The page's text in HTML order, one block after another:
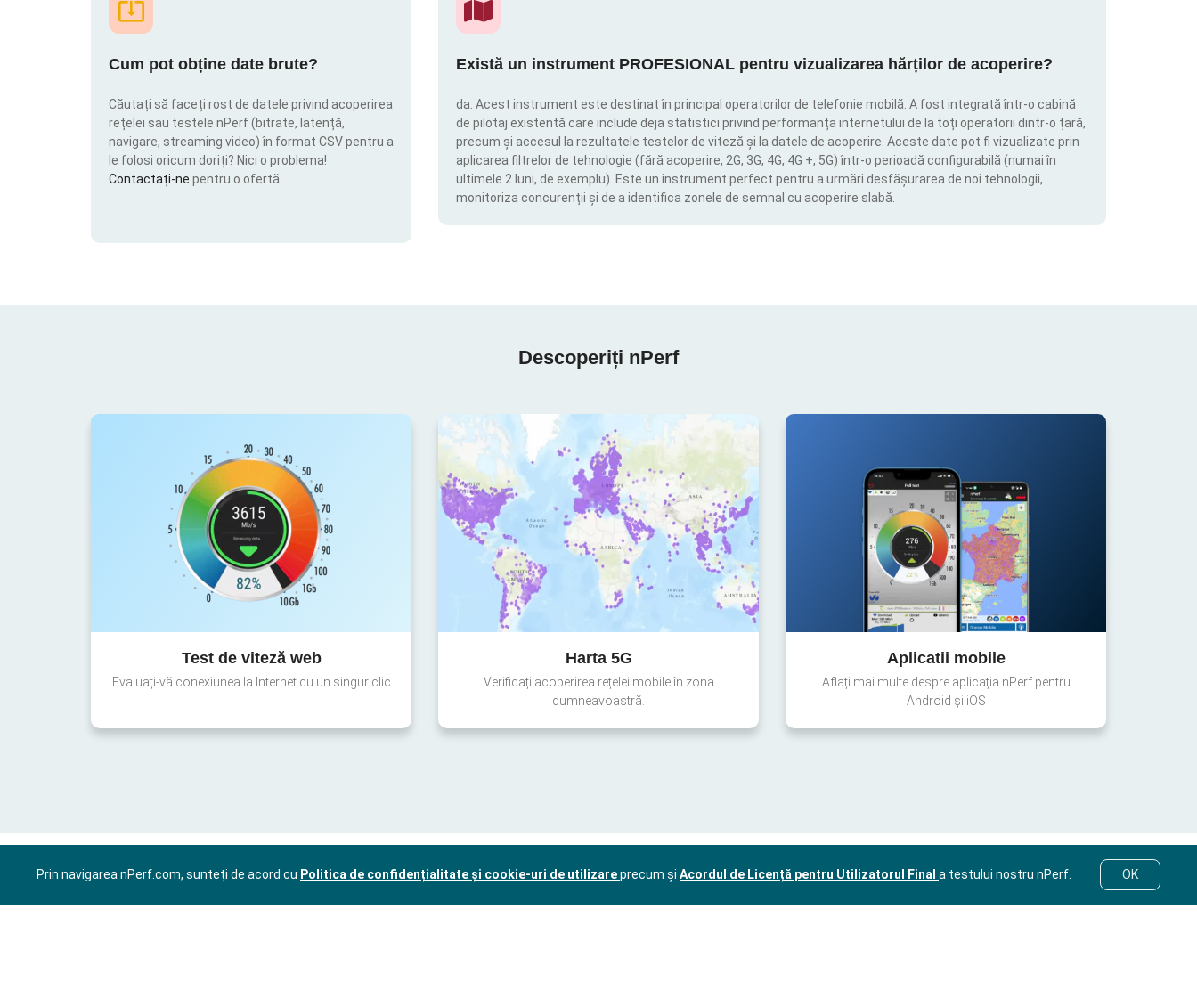
Cum pot obține date brute?
Căutați să faceți rost de datele privind acoperirea
rețelei sau testele nPerf (bitrate, latență,
navigare, streaming video) în format CSV pentru a
le folosi oricum doriți? Nici o problema!
Contactați-ne pentru o ofertă.
Există un instrument PROFESIONAL pentru vizualizarea hărților de acoperire?
da. Acest instrument este destinat în principal operatorilor de telefonie mobilă. A fost integrată într-o cabină
de pilotaj existentă care include deja statistici privind performanța internetului de la toți operatorii dintr-o țară,
precum și accesul la rezultatele testelor de viteză și la datele de acoperire. Aceste date pot fi vizualizate prin
aplicarea filtrelor de tehnologie (fără acoperire, 2G, 3G, 4G, 4G +, 5G) într-o perioadă configurabilă (numai în
ultimele 2 luni, de exemplu). Este un instrument perfect pentru a urmări desfășurarea de noi tehnologii,
monitoriza concurenții și de a identifica zonele de semnal cu acoperire slabă.
Descoperiți nPerf
Test de viteză web
Evaluați-vă conexiunea la Internet cu un singur clic
Harta 5G
Verificați acoperirea rețelei mobile în zona
dumneavoastră.
Aplicatii mobile
Aflați mai multe despre aplicația nPerf pentru
Android și iOS
Prin navigarea nPerf.com, sunteți de acord cu Politica de confidențialitate și cookie-uri de utilizareprecum și Acordul de Licență pentru Utilizatorul Final a testului nostru nPerf. OK